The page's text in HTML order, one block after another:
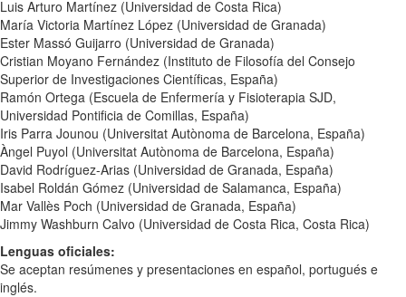
Luis Arturo Martínez (Universidad de Costa Rica)
María Victoria Martínez López (Universidad de Granada)
Ester Massó Guijarro (Universidad de Granada)
Cristian Moyano Fernández (Instituto de Filosofía del Consejo
Superior de Investigaciones Científicas, España)
Ramón Ortega (Escuela de Enfermería y Fisioterapia SJD,
Universidad Pontificia de Comillas, España)
Iris Parra Jounou (Universitat Autònoma de Barcelona, España)
Àngel Puyol (Universitat Autònoma de Barcelona, España)
David Rodríguez-Arias (Universidad de Granada, España)
Isabel Roldán Gómez (Universidad de Salamanca, España)
Mar Vallès Poch (Universidad de Granada, España)
Jimmy Washburn Calvo (Universidad de Costa Rica, Costa Rica)
Lenguas oficiales:
Se aceptan resúmenes y presentaciones en español, portugués e
inglés.